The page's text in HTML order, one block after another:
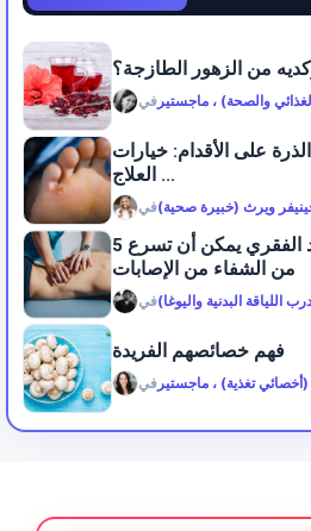
من الزهور الطازجة؟
فيوالصحة) ، ماجستير
على الأقدام: خيارات
العلاج ...
فيويرث (خبيرة صحية)
5 طرق لعلاج تقويم العمود الفقري يمكن أن تسرع
من الشفاء من الإصابات
في
فهم خصائصهم الفريدة
في